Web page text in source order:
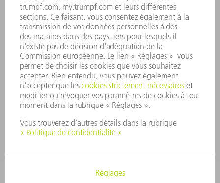
CONFORMITÉ
SYSTÈME D'ALERTE
SÉCURITÉ
COMMUNIQUÉS DE PRESSE
MAGAZINE
DURABILITÉ
ENVIRONNEMENT ET CLIMAT
SOCIAL ET SOCIÉTÉ
GESTION D'ENTREPRISE
PROTECTION DES DONNÉES PERSONNELLES